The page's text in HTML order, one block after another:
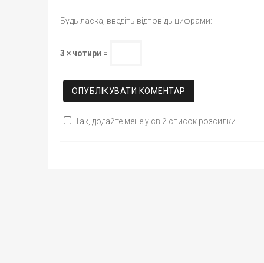
Будь ласка, введіть відповідь цифрами:
3 × чотири =
Так, додайте мене у свій список розсилки.